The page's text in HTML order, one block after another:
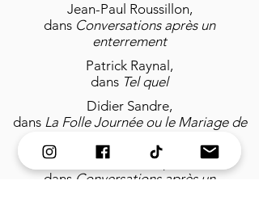
Jean-Paul Roussillon,
dans Conversations après un
enterrement
Patrick Raynal,
dans Tel quel
Didier Sandre,
dansLa Folle Journée ou le Mariage de
Jean-Michel Dupuis,
dansConversations après un